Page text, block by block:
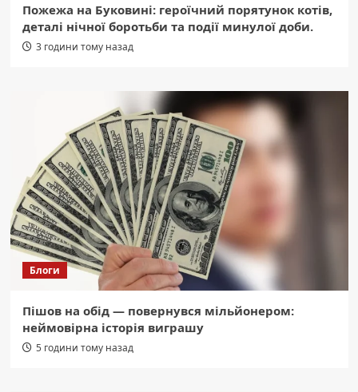
Пожежа на Буковині: героїчний порятунок котів,
деталі нічної боротьби та події минулої доби.
3 години тому назад
Блоги
Пішов на обід — повернувся мільйонером:
неймовірна історія виграшу
5 години тому назад